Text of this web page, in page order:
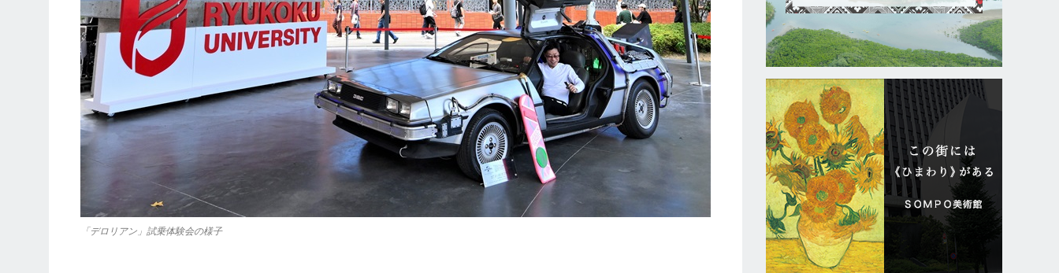
「デロリアン」試乗体験会の様子